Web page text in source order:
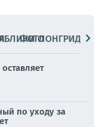
ФОТОЛОНГРИДЫ
по уходу за